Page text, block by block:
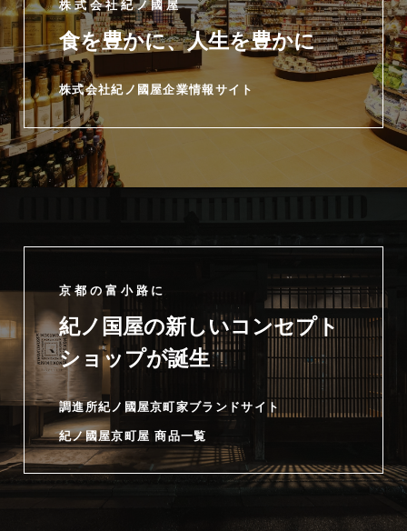
株式会社紀ノ國屋
食を豊かに、人生を豊かに
株式会社紀ノ國屋企業情報サイト
京都の富小路に
紀ノ国屋の新しいコンセプト
ショップが誕生
調進所紀ノ國屋京町家ブランドサイト
紀ノ國屋京町屋 商品一覧